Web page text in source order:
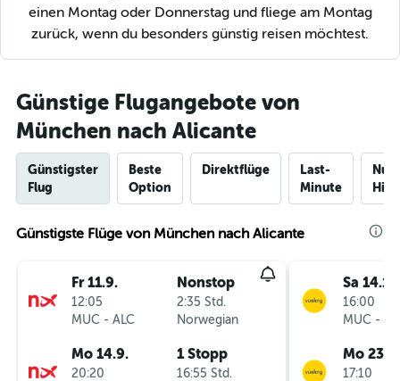
einen Montag oder Donnerstag und fliege am Montag
zurück, wenn du besonders günstig reisen möchtest.
Günstige Flugangebote von
München nach Alicante
Günstigster
Flug
Beste
Option
Direktflüge
Last-
Minute
Nur
Günstigste Flüge von München nach Alicante
Fr 11.9.
12:05
MUC - ALC
Nonstop
2:35 Std.
Norwegian
Mo 14.9.
20:20
1 Stopp
16:55 Std.
Sa 14.11.
16:00
MUC -
Mo
17:10